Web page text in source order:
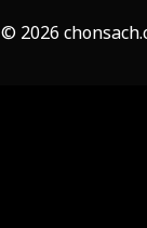
© 2026